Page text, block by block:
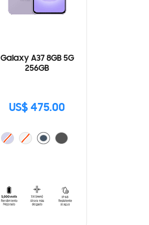
Galaxy A37 8GB 5G
256GB
US$ 475.00